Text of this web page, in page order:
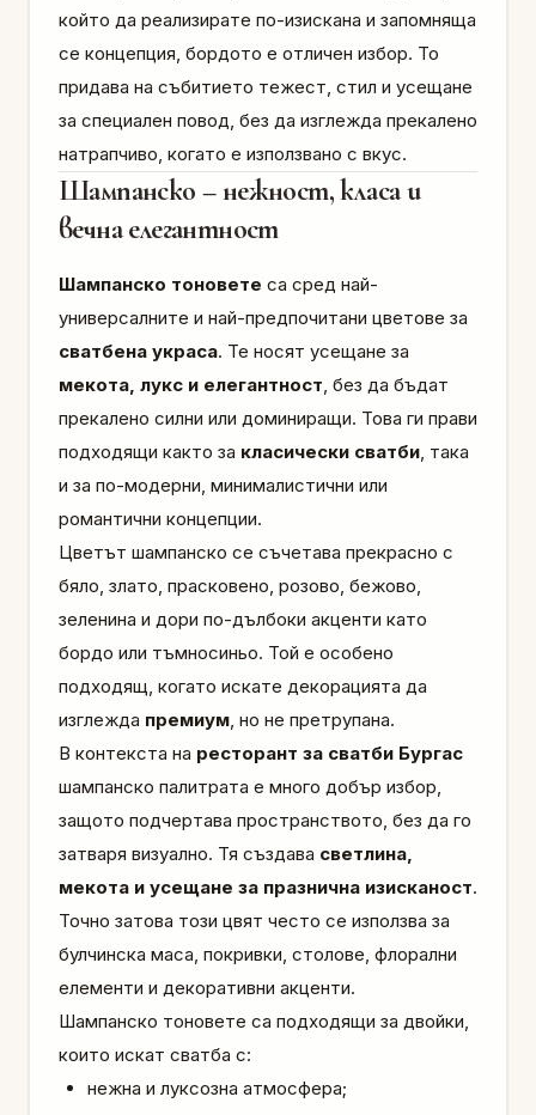
който да реализирате по-изискана и запомняща
се концепция, бордото е отличен избор. То
придава на събитието тежест, стил и усещане
за специален повод, без да изглежда прекалено
натрапчиво, когато е използвано с вкус.
Шампанско – нежност, класа и
вечна елегантност
Шампанско тоновете са сред най-
универсалните и най-предпочитани цветове за
сватбена украса. Те носят усещане за
мекота, лукс и елегантност, без да бъдат
прекалено силни или доминиращи. Това ги прави
подходящи както за класически сватби, така
и за по-модерни, минималистични или
романтични концепции.
Цветът шампанско се съчетава прекрасно с
бяло, злато, прасковено, розово, бежово,
зеленина и дори по-дълбоки акценти като
бордо или тъмносиньо. Той е особено
подходящ, когато искате декорацията да
изглежда премиум, но не претрупана.
В контекста на ресторант за сватби Бургас
шампанско палитрата е много добър избор,
защото подчертава пространството, без да го
затваря визуално. Тя създава светлина,
мекота и усещане за празнична изисканост.
Точно затова този цвят често се използва за
булчинска маса, покривки, столове, флорални
елементи и декоративни акценти.
Шампанско тоновете са подходящи за двойки,
които искат сватба с:
нежна и луксозна атмосфера;